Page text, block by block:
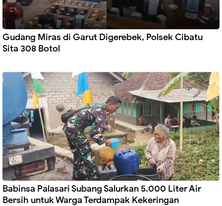
Gudang Miras di Garut Digerebek, Polsek Cibatu
Sita 308 Botol
Babinsa Palasari Subang Salurkan 5.000 Liter Air
Bersih untuk Warga Terdampak Kekeringan